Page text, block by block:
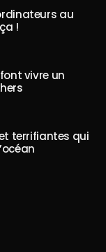
au
!
vivre un
terrifiantes qui